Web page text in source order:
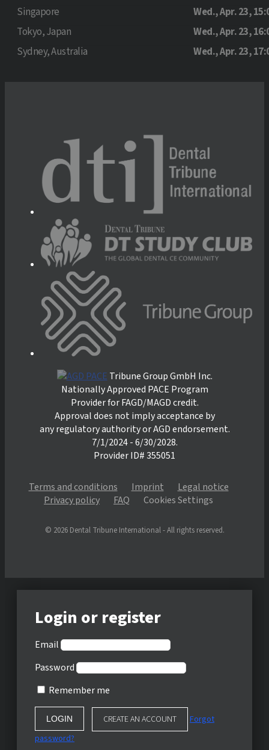
Singapore
Wed., Apr. 23,
Tokyo, Japan
Wed., Apr. 23,
Sydney, Australia
Wed., Apr. 23,
Tribune Group GmbH Inc.
Nationally Approved PACE Program
Provider for FAGD/MAGD credit.
Approval does not imply acceptance by
any regulatory authority or AGD endorsement.
7/1/2024 - 6/30/2028.
Provider ID# 355051
Terms and conditions Imprint
Legal notice
Privacy policy
FAQ Cookies Settings
© 2026 Dental Tribune International - All rights reserved.
Login or register
Email
Password
Remember me
CREATE AN ACCOUNT
Forgot
password?